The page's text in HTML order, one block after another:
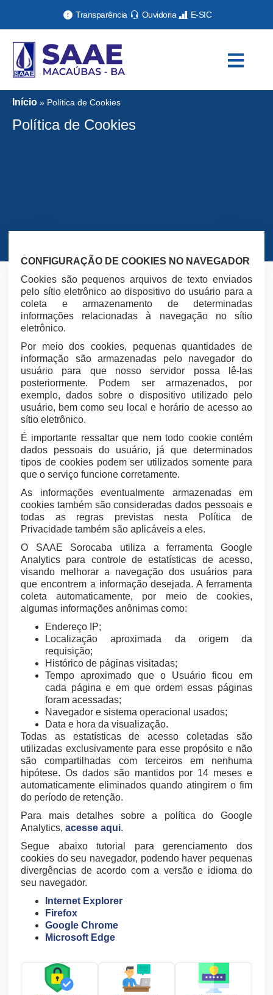
Transparência Ouvidoria E-SIC
Início » Política de Cookies
Política de Cookies
CONFIGURAÇÃO DE COOKIES NO NAVEGADOR
Cookies são pequenos arquivos de texto enviados
pelo sítio eletrônico ao dispositivo do usuário para a
coleta e armazenamento de determinadas
informações relacionadas à navegação no sítio
eletrônico.
Por meio dos cookies, pequenas quantidades de
informação são armazenadas pelo navegador do
usuário para que nosso servidor possa lê-las
posteriormente. Podem ser armazenados, por
exemplo, dados sobre o dispositivo utilizado pelo
usuário, bem como seu local e horário de acesso ao
sítio eletrônico.
É importante ressaltar que nem todo cookie contém
dados pessoais do usuário, já que determinados
tipos de cookies podem ser utilizados somente para
que o serviço funcione corretamente.
As informações eventualmente armazenadas em
cookies também são consideradas dados pessoais e
todas as regras previstas nesta Política de
Privacidade também são aplicáveis a eles.
O SAAE Sorocaba utiliza a ferramenta Google
Analytics para controle de estatísticas de acesso,
visando melhorar a navegação dos usuários para
que encontrem a informação desejada. A ferramenta
coleta automaticamente, por meio de cookies,
algumas informações anônimas como:
Endereço IP;
Localização aproximada da origem da
requisição;
Histórico de páginas visitadas;
Tempo aproximado que o Usuário ficou em
cada página e em que ordem essas páginas
foram acessadas;
Navegador e sistema operacional usados;
Data e hora da visualização.
Todas as estatísticas de acesso coletadas são
utilizadas exclusivamente para esse propósito e não
são compartilhadas com terceiros em nenhuma
hipótese. Os dados são mantidos por 14 meses e
automaticamente eliminados quando atingirem o fim
do período de retenção.
Para mais detalhes sobre a política do Google
Analytics, acesse aqui.
Segue abaixo tutorial para gerenciamento dos
cookies do seu navegador, podendo haver pequenas
divergências de acordo com a versão e idioma do
seu navegador.
Internet Explorer
Firefox
Google Chrome
Microsoft Edge